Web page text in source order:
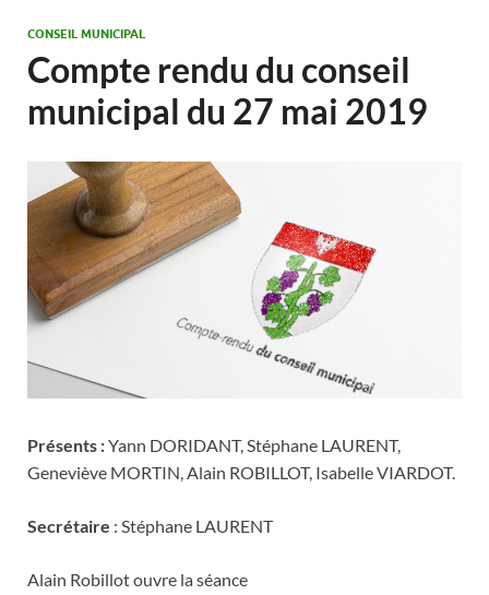
CONSEIL MUNICIPAL
Compte rendu du conseil
municipal du 27 mai 2019
Présents :Yann DORIDANT, Stéphane LAURENT,
Geneviève MORTIN, Alain ROBILLOT, Isabelle VIARDOT.
Secrétaire : Stéphane LAURENT
Alain Robillot ouvre la séance